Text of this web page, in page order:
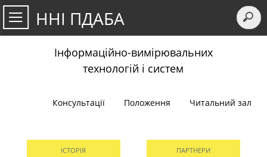
ННІ ПДАБА
Інформаційно-вимірювальних
технологій і систем
Консультації Положення Читальний зал
ІСТОРІЯ ПАРТНЕРИ